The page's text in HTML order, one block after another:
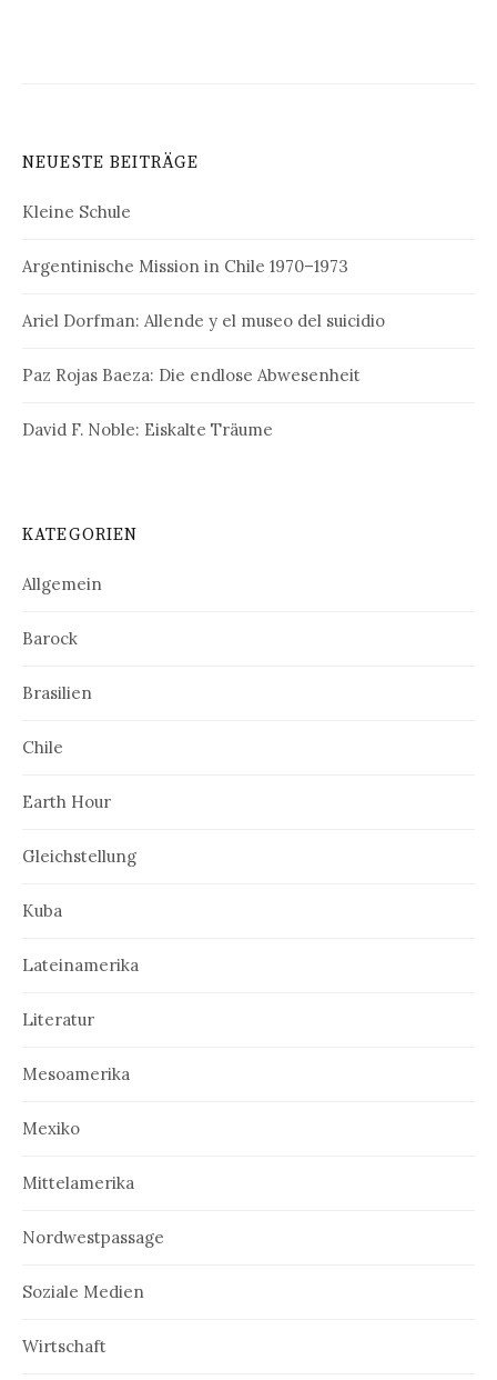
NEUESTE BEITRÄGE
Kleine Schule
Argentinische Mission in Chile 1970–1973
Ariel Dorfman: Allende y el museo del suicidio
Paz Rojas Baeza: Die endlose Abwesenheit
David F. Noble: Eiskalte Träume
KATEGORIEN
Allgemein
Barock
Brasilien
Chile
Earth Hour
Gleichstellung
Kuba
Lateinamerika
Literatur
Mesoamerika
Mexiko
Mittelamerika
Nordwestpassage
Soziale Medien
Wirtschaft